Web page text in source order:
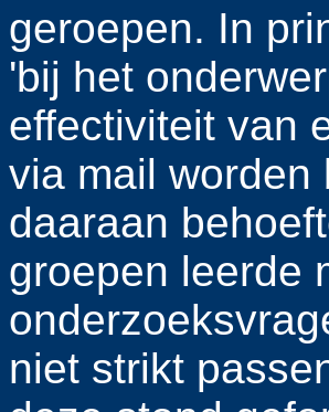
geroepen. In
'bij het
effectiviteit van
via mail worden
daaraan
groepen leerde
niet strikt